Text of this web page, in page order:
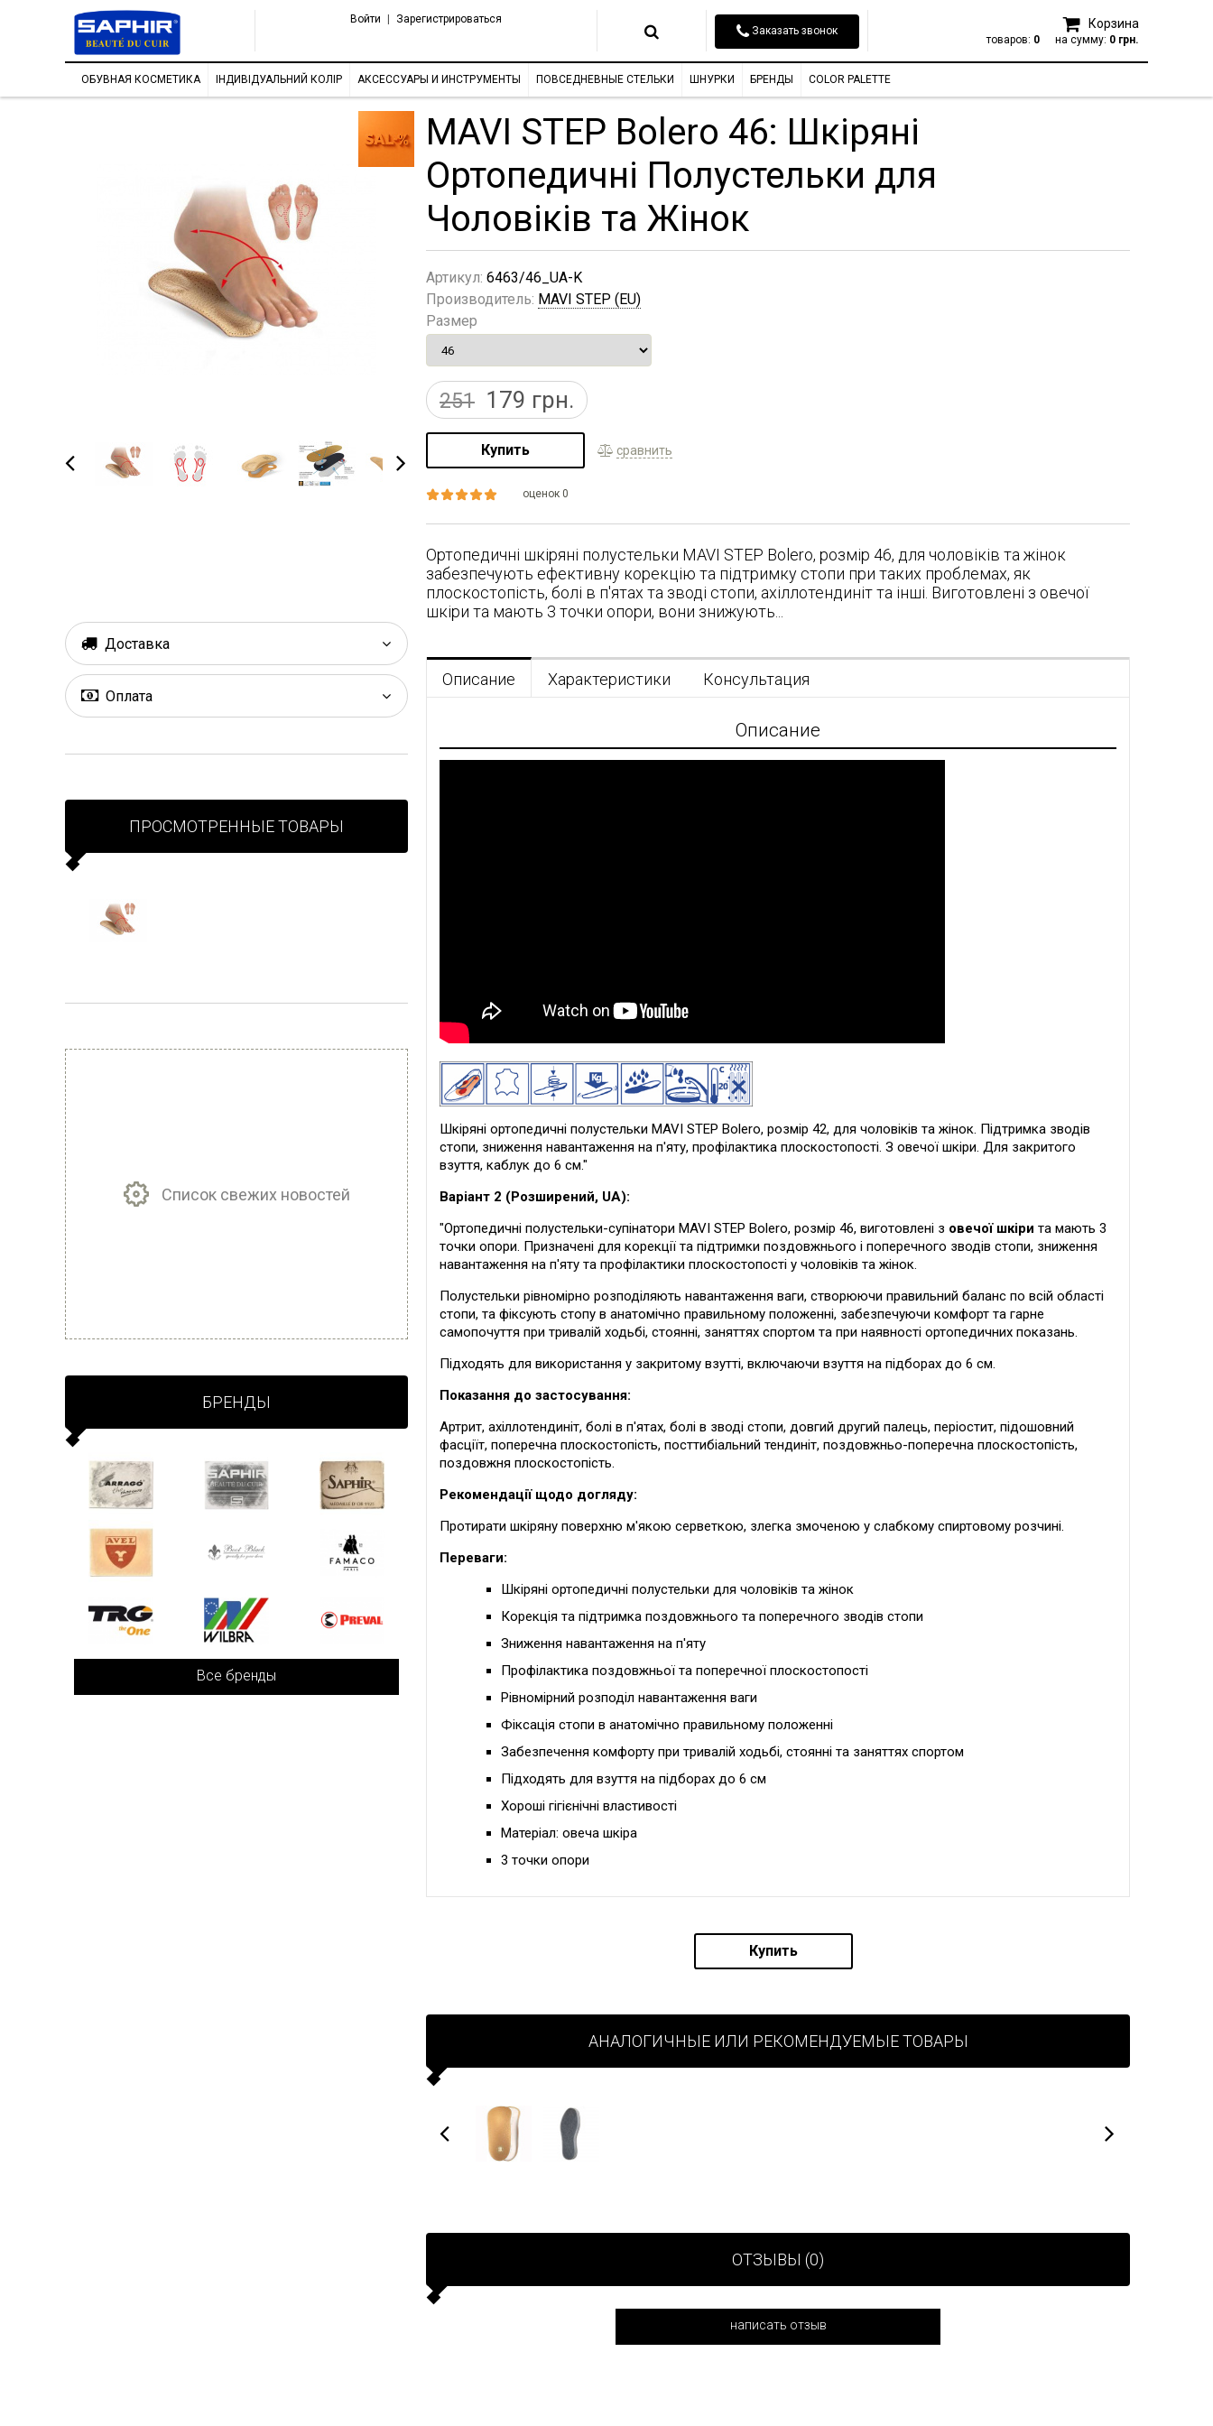
Войти
Зарегистрироваться
Заказать звонок
Корзина
товаров: 0 на сумму: 0 грн.
ОБУВНАЯ КОСМЕТИКА ІНДИВІДУАЛЬНИЙ КОЛІР АКСЕССУАРЫ И ИНСТРУМЕНТЫ ПОВСЕДНЕВНЫЕ СТЕЛЬКИ ШНУРКИ БРЕНДЫ COLOR PALETTE
MAVI STEP Bolero 46: Шкіряні
Ортопедичні Полустельки для
Чоловіків та Жінок
Артикул: 6463/46_UA-K
Производитель: MAVI STEP (EU)
Размер
251 179 грн.
Купить сравнить
оценок 0
Ортопедичні шкіряні полустельки MAVI STEP Bolero, розмір 46, для чоловіків та жінок
забезпечують ефективну корекцію та підтримку стопи при таких проблемах, як
плоскостопість, болі в п'ятах та зводі стопи, ахіллотендиніт та інші. Виготовлені з овечої
шкіри та мають 3 точки опори, вони знижують...
Описание Характеристики Консультация
Описание
Шкіряні ортопедичні полустельки MAVI STEP Bolero, розмір 42, для чоловіків та жінок. Підтримка зводів
стопи, зниження навантаження на п'яту, профілактика плоскостопості. З овечої шкіри. Для закритого
взуття, каблук до 6 см."
Варіант 2 (Розширений, UA):
"Ортопедичні полустельки-супінатори MAVI STEP Bolero, розмір 46, виготовлені з овечої шкіри та мають 3
точки опори. Призначені для корекції та підтримки поздовжнього і поперечного зводів стопи, зниження
навантаження на п'яту та профілактики плоскостопості у чоловіків та жінок.
Полустельки рівномірно розподіляють навантаження ваги, створюючи правильний баланс по всій області
стопи, та фіксують стопу в анатомічно правильному положенні, забезпечуючи комфорт та гарне
самопочуття при тривалій ходьбі, стоянні, заняттях спортом та при наявності ортопедичних показань.
Підходять для використання у закритому взутті, включаючи взуття на підборах до 6 см.
Показання до застосування:
Артрит, ахіллотендиніт, болі в п'ятах, болі в зводі стопи, довгий другий палець, періостит, підошовний
фасціїт, поперечна плоскостопість, посттибіальний тендиніт, поздовжньо-поперечна плоскостопість,
поздовжня плоскостопість.
Рекомендації щодо догляду:
Протирати шкіряну поверхню м'якою серветкою, злегка змоченою у слабкому спиртовому розчині.
Переваги:
Шкіряні ортопедичні полустельки для чоловіків та жінок
Корекція та підтримка поздовжнього та поперечного зводів стопи
Зниження навантаження на п'яту
Профілактика поздовжньої та поперечної плоскостопості
Рівномірний розподіл навантаження ваги
Фіксація стопи в анатомічно правильному положенні
Забезпечення комфорту при тривалій ходьбі, стоянні та заняттях спортом
Підходять для взуття на підборах до 6 см
Хороші гігієнічні властивості
Матеріал: овеча шкіра
3 точки опори
Купить
АНАЛОГИЧНЫЕ ИЛИ РЕКОМЕНДУЕМЫЕ ТОВАРЫ
ОТЗЫВЫ (0)
написать отзыв
Доставка
Оплата
ПРОСМОТРЕННЫЕ ТОВАРЫ
Список свежих новостей
БРЕНДЫ
Все бренды